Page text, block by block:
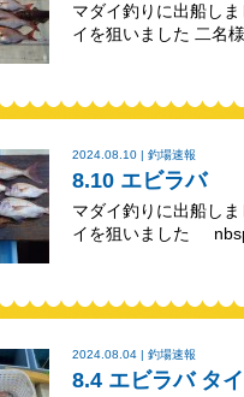
マダイ釣りに出船し
イを狙いました 二名
2024.08.10 | 釣場速報
8.10 エビラバ
マダイ釣りに出船し
イを狙いました
2024.08.04 | 釣場速報
8.4 エビラバ タ